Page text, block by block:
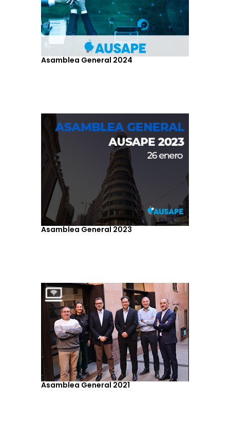
Asamblea General 2024
Asamblea General 2023
Asamblea General 2021